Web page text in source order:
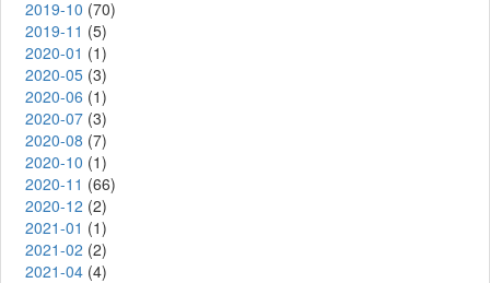
2019-10 (70)
2019-11 (5)
2020-01 (1)
2020-05 (3)
2020-06 (1)
2020-07 (3)
2020-08 (7)
2020-10 (1)
2020-11 (66)
2020-12 (2)
2021-01 (1)
2021-02 (2)
2021-04 (4)